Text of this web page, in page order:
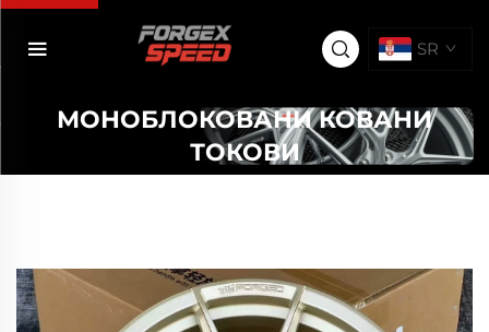
SR
МОНОБЛОКОВАНИ КОВАНИ
ТОКОВИ